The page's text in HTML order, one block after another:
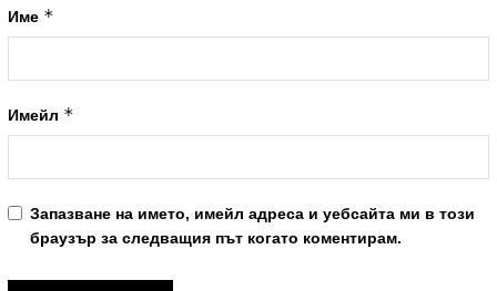
Име *
Имейл *
Запазване на името, имейл адреса и уебсайта ми в този
браузър за следващия път когато коментирам.